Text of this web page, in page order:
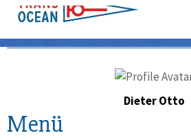
Dieter Otto
Menü